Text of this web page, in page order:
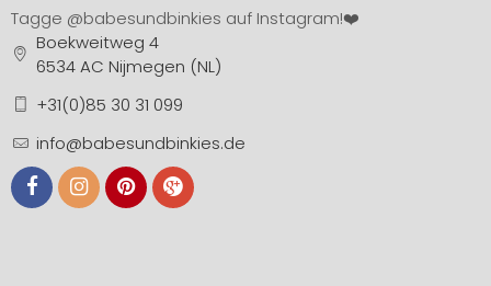
Tagge @babesundbinkies auf Instagram!❤️
Boekweitweg 4
6534 AC Nijmegen (NL)
+31(0)85 30 31 099
info@babesundbinkies.de